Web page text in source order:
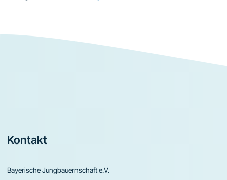
Footer
Kontakt
Bayerische Jungbauernschaft e.V.